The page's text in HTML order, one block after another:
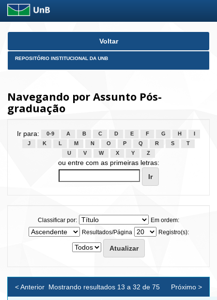
Skip
Voltar
REPOSITÓRIO INSTITUCIONAL DA UNB
Navegando por Assunto Pós-
graduação
Ir para: 0-9 A B C D E F G H
J
K L M N O P Q R S
T
U
V W X Y Z
ou entre com as primeiras letras:
Classificar por:
Em ordem:
Resultados/Página
Registro(s):
Mostrando resultados 13 a 32 de 75
< Anterior Próximo >